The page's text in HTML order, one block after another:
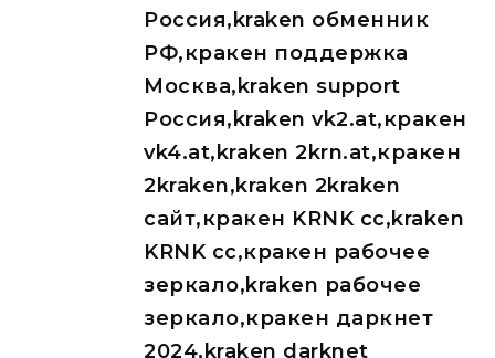
Россия,kraken обменник
РФ,кракен поддержка
Москва,kraken support
Россия,kraken vk2.at,кракен
vk4.at,kraken 2krn.at,кракен
2kraken,kraken 2kraken
сайт,кракен KRNK cc,kraken
KRNK cc,кракен рабочее
зеркало,kraken рабочее
зеркало,кракен даркнет
2024,kraken darknet